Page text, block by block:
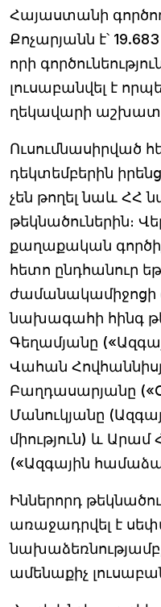
Հայաստանի
Քոչարյանն է՝
որի
լուսաբանվել է
ղեկավարի
Ուսումնասիրված
դեկտեմբերին
չեն թողել նաև ՀՀ
թեկնածուներին։
քաղաքական
հետո ընդհանուր
ժամանակամիջոցի
նախագահի հինգ
Գեղամյանը
Վահան
Բաղդասարյանը
Մանուկյանը
միություն) և Արամ
(«Ազգային
Իններորդ
առաջադրվել է
ամենաքիչ